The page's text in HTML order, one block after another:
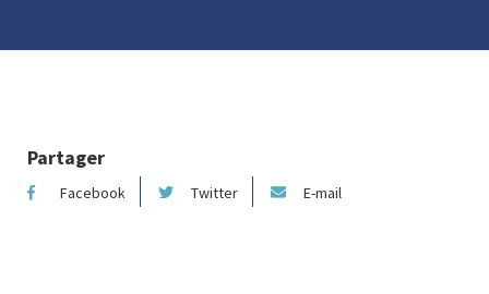
Partager
Facebook Twitter E-mail